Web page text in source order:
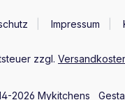
Impressum
zzgl.
2026 Mykitchens